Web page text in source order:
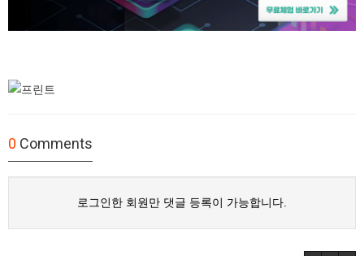
0 Comments
로그인한 회원만 댓글 등록이 가능합니다.